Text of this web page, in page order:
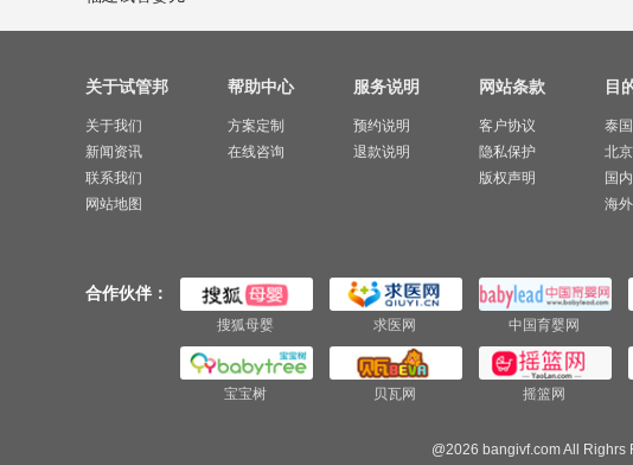
关于试管邦
关于我们
新闻资讯
联系我们
网站地图
帮助中心
方案定制
在线咨询
服务说明
预约说明
退款说明
网站条款
客户协议
隐私保护
版权声明
目
泰国
北京
国
海
合作伙伴：
搜狐母婴 求医网 中国育婴网
宝宝树 贝瓦网 摇篮网
@2026 bangivf.com All Righrs